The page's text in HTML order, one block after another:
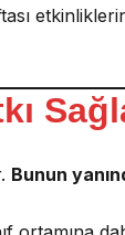
Bunun